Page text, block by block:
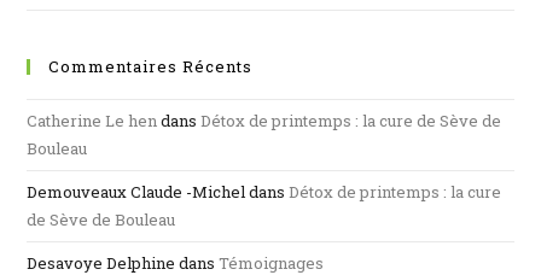
Commentaires Récents
Catherine Le hendansDétox de printemps : la cure de Sève de
Bouleau
Demouveaux Claude -MicheldansDétox de printemps : la cure
de Sève de Bouleau
Desavoye Delphine dansTémoignages